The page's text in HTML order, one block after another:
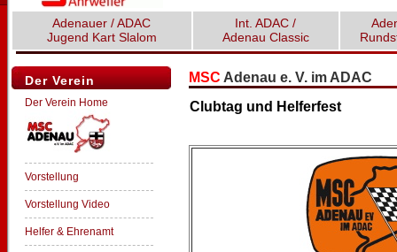
Adenauer / ADAC
Jugend Kart Slalom
Int. ADAC /
Adenau Classic
Der Verein
Der Verein Home
Vorstellung
Vorstellung Video
Helfer & Ehrenamt
MSC Adenau e. V. im ADAC
Clubtag und Helferfest